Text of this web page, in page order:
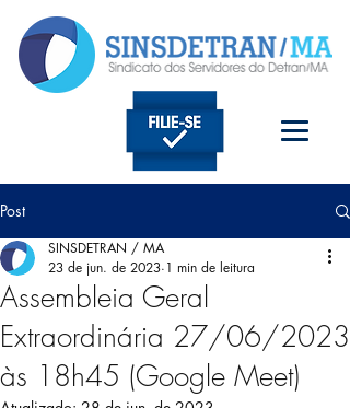
Post
Assembleia Geral
Extraordinária 27/06/2023
às 18h45 (Google Meet)
SINSDETRAN / MA
23 de jun. de 2023 1 min de leitura